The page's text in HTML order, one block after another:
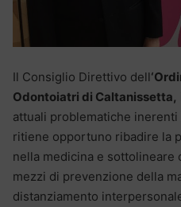
Il Consiglio Direttivo dell
Odontoiatri di Caltanissetta,
attuali problematiche inerenti
ritiene opportuno ribadire la
nella medicina e sottolineare
mezzi di prevenzione della
distanziamento